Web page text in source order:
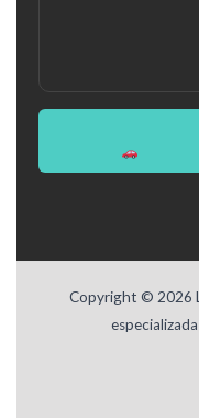
Copyright © 2026